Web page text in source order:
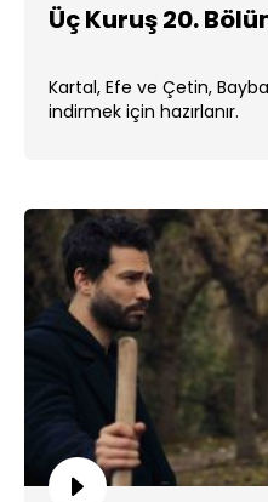
Üç Kuruş 20.
Kartal, Efe ve Çetin,
indirmek için hazırlanır.